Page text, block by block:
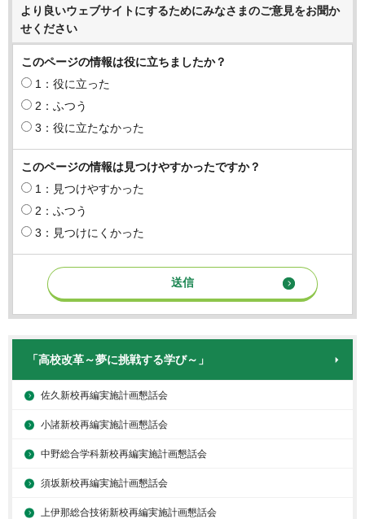
より良いウェブサイトにするためにみなさまのご意見をお聞か
せください
このページの情報は役に立ちましたか？
1：役に立った
2：ふつう
3：役に立たなかった
このページの情報は見つけやすかったですか？
1：見つけやすかった
2：ふつう
3：見つけにくかった
「高校改革～夢に挑戦する学び～」
佐久新校再編実施計画懇話会
小諸新校再編実施計画懇話会
中野総合学科新校再編実施計画懇話会
須坂新校再編実施計画懇話会
上伊那総合技術新校再編実施計画懇話会